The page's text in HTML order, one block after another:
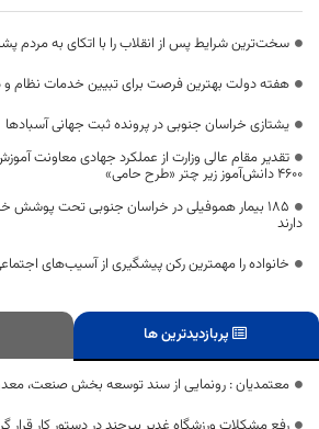
سخت‌ترین شرایط پس از انقلاب را با اتکای به مردم
هفته دولت بهترین فرصت برای تبیین خدمات نظام
یشتازی خراسان جنوبی در پرونده ثبت جهانی آسبادها
تقدیر مقام عالی وزارت از عملکرد جهادی معاونت
۴۶۰۰ دانش‌آموز زیر چتر «طرح حامی»
۱۸۵ بیمار هموفیلی در خراسان جنوبی تحت پوشش
دارند
خانواده را مهمترین رکن پیشگیری از آسیب‌های
پربازدیدترین ها
معتمدیان : رونمایی از سند توسعه بخش صنعت،